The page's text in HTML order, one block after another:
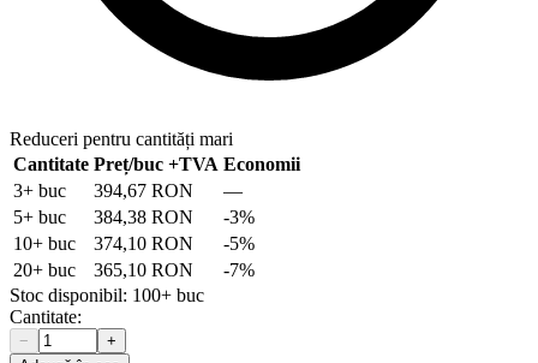
Reduceri pentru cantități mari
Cantitate Preț/buc +TVA Economii
3+ buc 394,67 RON
—
5+ buc 384,38 RON -3%
10+ buc 374,10 RON -5%
20+ buc 365,10 RON -7%
Stoc disponibil: 100+ buc
Cantitate:
−
+